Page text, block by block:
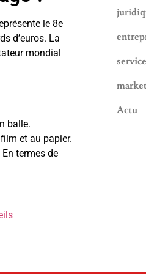
le 8e
d’euros. La
mondial
balle.
et au papier.
termes de
Actu